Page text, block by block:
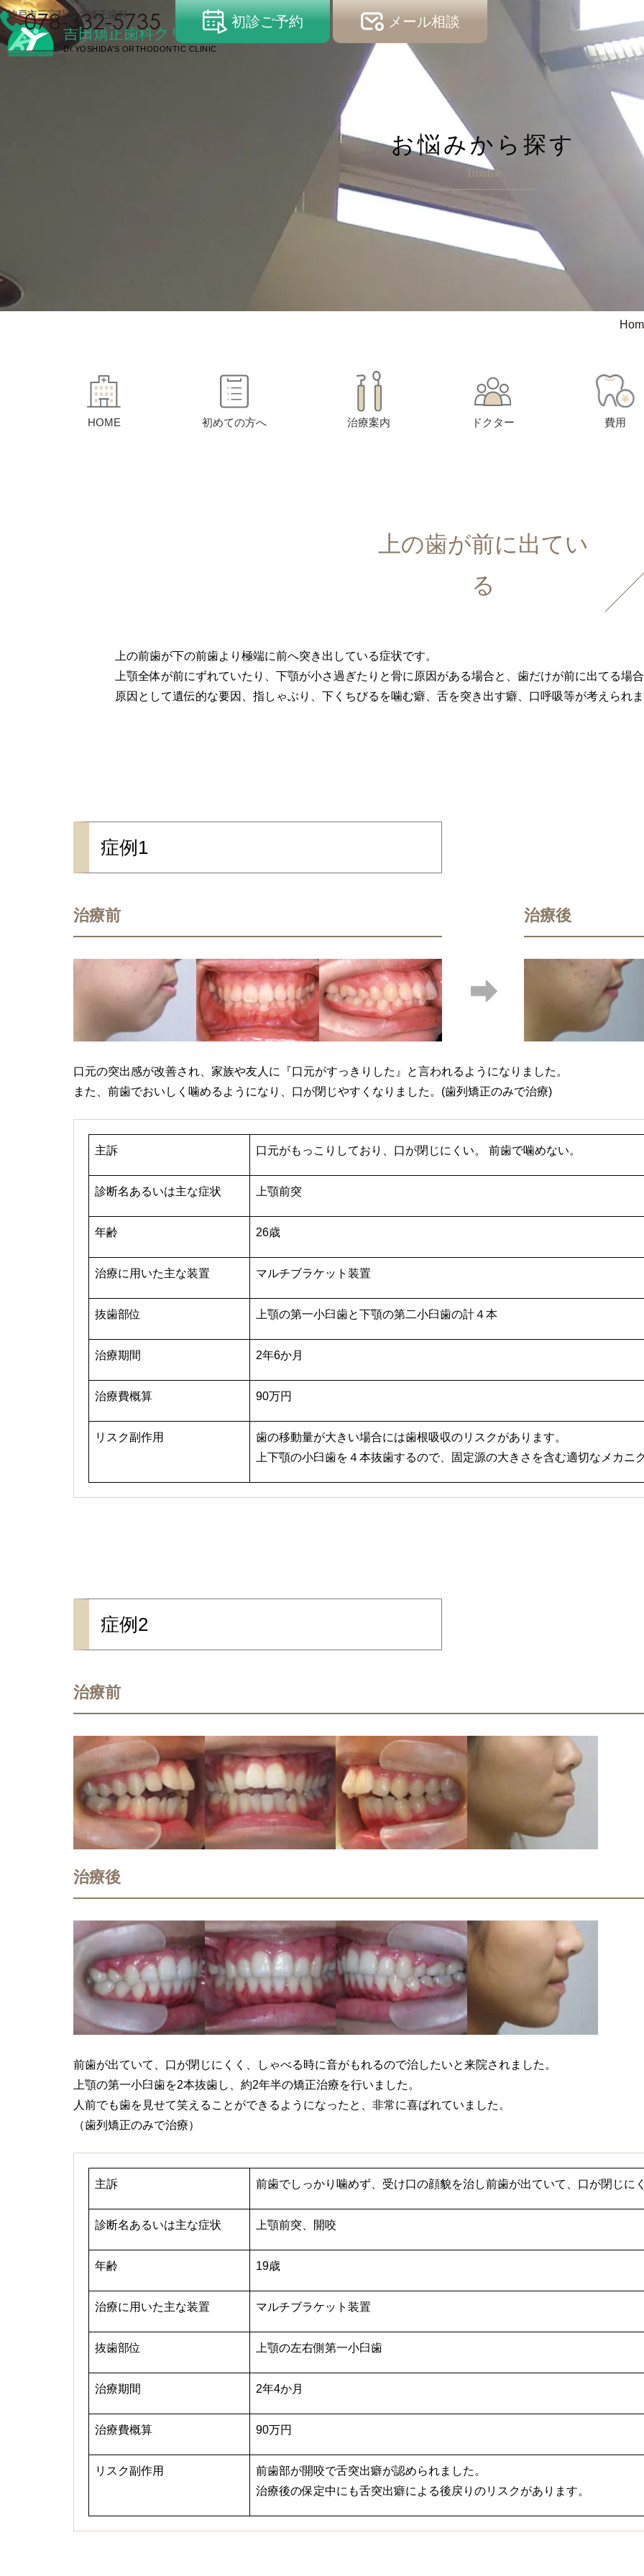
神戸市三宮駅前の矯正歯科
078-332-5735 初診ご予約 メール相談
吉田矯正歯科クリニック
お悩みから探す
HOME 初めての方へ 治療案内 ドクター 費用
上の歯が前に出てい
る
上の前歯が下の前歯より極端に前へ突き出している症状です。
上顎全体が前にずれていたり、下顎が小さ過ぎたりと骨に原因がある場合と、歯だけが前に出てる場
原因として遺伝的な要因、指しゃぶり、下くちびるを噛む癖、舌を突き出す癖、口呼吸等が考えられ
症例1
治療前 治療後
口元の突出感が改善され、家族や友人に『口元がすっきりした』と言われるようになりました。
また、前歯でおいしく噛めるようになり、口が閉じやすくなりました。(歯列矯正のみで治療)
主訴 口元がもっこりしており、口が閉じにくい。 前歯で噛めない。
診断名あるいは主な症状 上顎前突
年齢 26歳
治療に用いた主な装置 マルチブラケット装置
抜歯部位 上顎の第一小臼歯と下顎の第二小臼歯の計４本
治療期間 2年6か月
治療費概算 90万円
リスク副作用
歯の移動量が大きい場合には歯根吸収のリスクがあります。
上下顎の小臼歯を４本抜歯するので、固定源の大きさを含む適切なメカニ
症例2
治療前
治療後
前歯が出ていて、口が閉じにくく、しゃべる時に音がもれるので治したいと来院されました。
上顎の第一小臼歯を2本抜歯し、約2年半の矯正治療を行いました。
人前でも歯を見せて笑えることができるようになったと、非常に喜ばれていました。
（歯列矯正のみで治療）
主訴 前歯でしっかり噛めず、受け口の顔貌を治し前歯が出ていて、口が閉じに
診断名あるいは主な症状 上顎前突、開咬
年齢 19歳
治療に用いた主な装置 マルチブラケット装置
抜歯部位 上顎の左右側第一小臼歯
治療期間 2年4か月
治療費概算 90万円
リスク副作用
前歯部が開咬で舌突出癖が認められました。
治療後の保定中にも舌突出癖による後戻りのリスクがあります。